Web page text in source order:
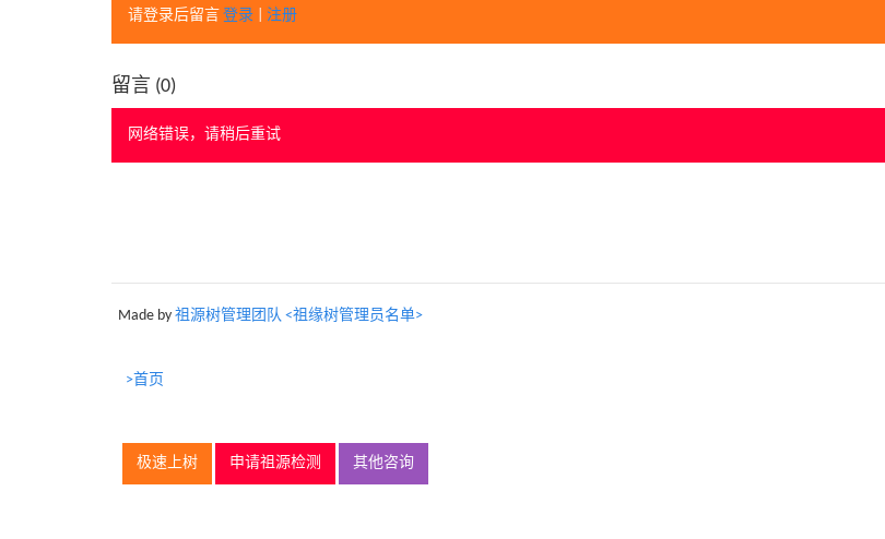
请登录后留言 登录 注册
留言 (0)
网络错误，请稍后重试
Made by 祖源树管理团队 <祖缘树管理员名单>
>首页
极速上树 申请祖源检测 其他咨询